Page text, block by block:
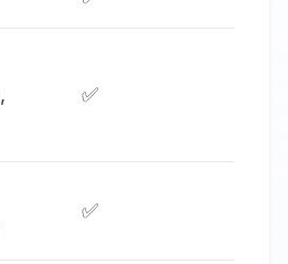
,
✅
✅